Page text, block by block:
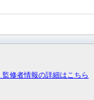
監修者情報の詳細はこちら